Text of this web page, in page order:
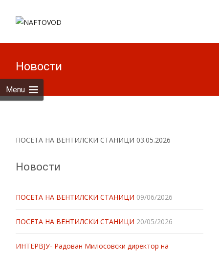
Menu
Новости
ПОСЕТА НА ВЕНТИЛСКИ СТАНИЦИ 03.05.2026
Новости
ПОСЕТА НА ВЕНТИЛСКИ СТАНИЦИ 09/06/2026
ПОСЕТА НА ВЕНТИЛСКИ СТАНИЦИ 20/05/2026
ИНТЕРВЈУ- Радован Милосовски директор на